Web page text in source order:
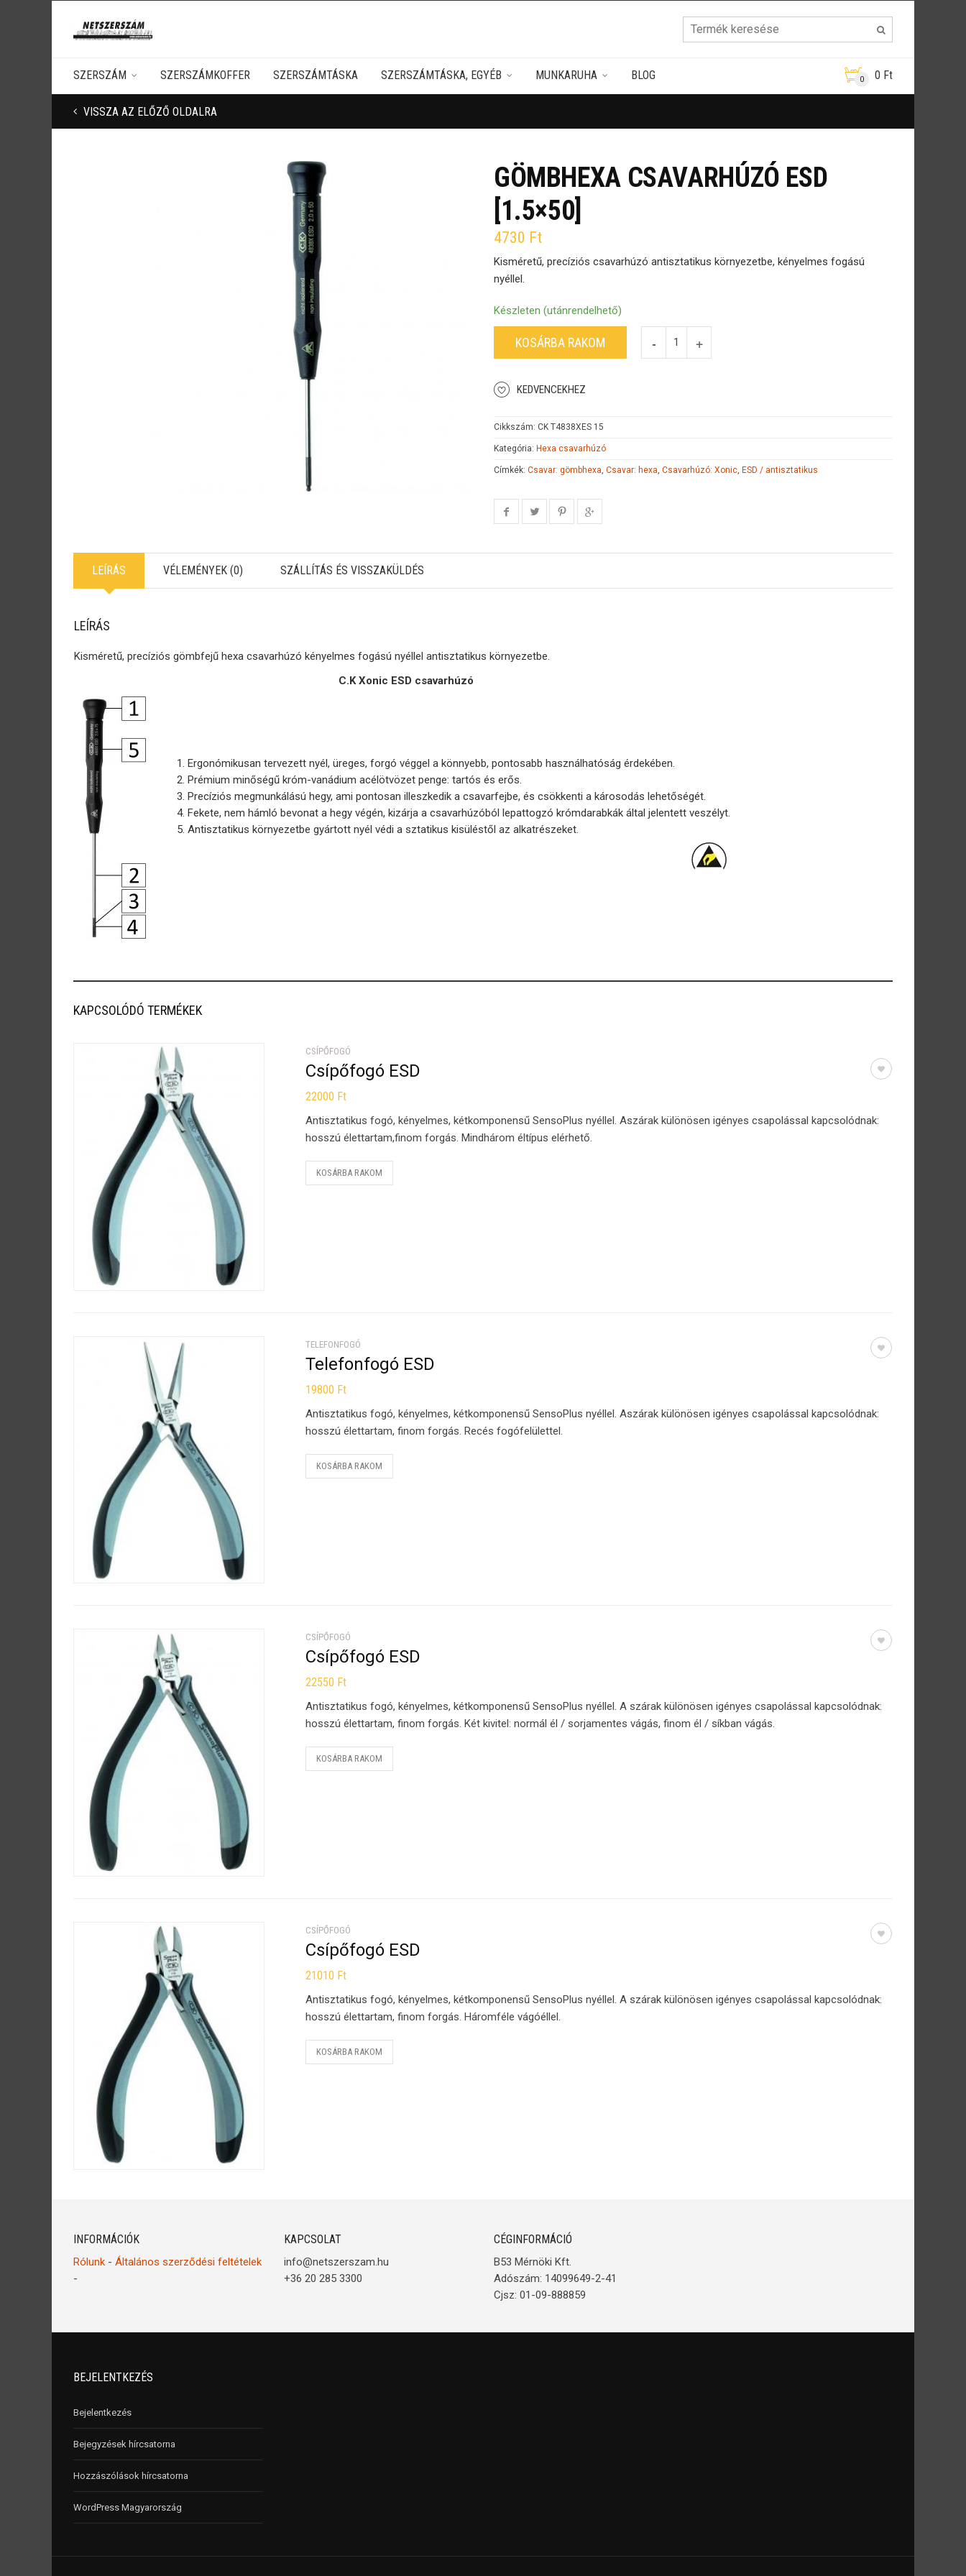
SZERSZÁM SZERSZÁMKOFFER SZERSZÁMTÁSKA SZERSZÁMTÁSKA, EGYÉB MUNKARUHA BLOG 0 0 Ft
VISSZA AZ ELŐZŐ OLDALRA
GÖMBHEXA CSAVARHÚZÓ ESD
[1.5×50]
4730 Ft
Kisméretű, precíziós csavarhúzó antisztatikus környezetbe, kényelmes fogású
nyéllel.
Készleten (utánrendelhető)
KOSÁRBA RAKOM
KEDVENCEKHEZ
Cikkszám: CK T4838XES 15
Kategória: Hexa csavarhúzó
Címkék: Csavar: gömbhexa, Csavar: hexa, Csavarhúzó: Xonic, ESD / antisztatikus
LEÍRÁS VÉLEMÉNYEK (0) SZÁLLÍTÁS ÉS VISSZAKÜLDÉS
LEÍRÁS
Kisméretű, precíziós gömbfejű hexa csavarhúzó kényelmes fogású nyéllel antisztatikus környezetbe.
C.K Xonic ESD csavarhúzó
Ergonómikusan tervezett nyél, üreges, forgó véggel a könnyebb, pontosabb használhatóság érdekében.
Prémium minőségű króm-vanádium acélötvözet penge: tartós és erős.
Precíziós megmunkálású hegy, ami pontosan illeszkedik a csavarfejbe, és csökkenti a károsodás lehetőségét.
Fekete, nem hámló bevonat a hegy végén, kizárja a csavarhúzóból lepattogzó krómdarabkák által jelentett veszélyt.
Antisztatikus környezetbe gyártott nyél védi a sztatikus kisüléstől az alkatrészeket.
KAPCSOLÓDÓ TERMÉKEK
CSÍPŐFOGÓ
Csípőfogó ESD
22000 Ft
Antisztatikus fogó, kényelmes, kétkomponensű SensoPlus nyéllel. Aszárak különösen igényes csapolással kapcsolódnak:
hosszú élettartam,finom forgás. Mindhárom éltípus elérhető.
KOSÁRBA RAKOM
TELEFONFOGÓ
Telefonfogó ESD
19800 Ft
Antisztatikus fogó, kényelmes, kétkomponensű SensoPlus nyéllel. Aszárak különösen igényes csapolással kapcsolódnak:
hosszú élettartam, finom forgás. Recés fogófelülettel.
KOSÁRBA RAKOM
CSÍPŐFOGÓ
Csípőfogó ESD
22550 Ft
Antisztatikus fogó, kényelmes, kétkomponensű SensoPlus nyéllel. A szárak különösen igényes csapolással kapcsolódnak:
hosszú élettartam, finom forgás. Két kivitel: normál él / sorjamentes vágás, finom él / síkban vágás.
KOSÁRBA RAKOM
CSÍPŐFOGÓ
Csípőfogó ESD
21010 Ft
Antisztatikus fogó, kényelmes, kétkomponensű SensoPlus nyéllel. A szárak különösen igényes csapolással kapcsolódnak:
hosszú élettartam, finom forgás. Háromféle vágóéllel.
KOSÁRBA RAKOM
INFORMÁCIÓK
Rólunk - Általános szerződési feltételek
-
KAPCSOLAT
info@netszerszam.hu
+36 20 285 3300
CÉGINFORMÁCIÓ
B53 Mérnöki Kft.
Adószám: 14099649-2-41
Cjsz: 01-09-888859
BEJELENTKEZÉS
Bejelentkezés
Bejegyzések hírcsatorna
Hozzászólások hírcsatorna
WordPress Magyarország